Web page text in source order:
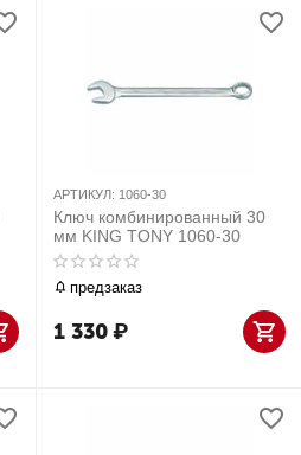
АРТИКУЛ: 1060-30
Ключ комбинированный 30
мм KING TONY 1060-30
предзаказ
1 330₽